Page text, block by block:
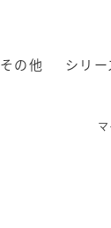
その他 シリ